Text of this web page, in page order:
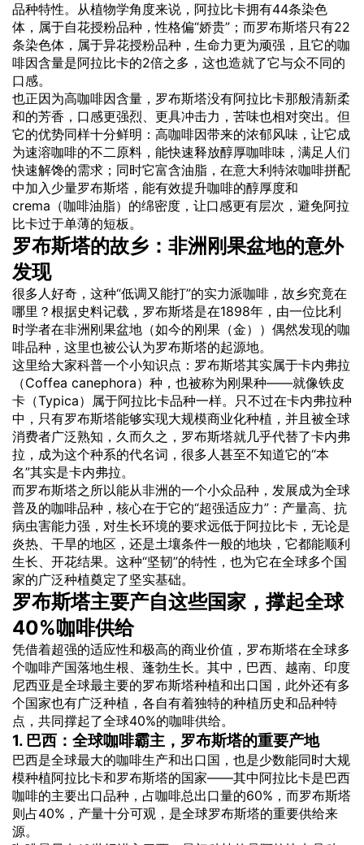
品种特性。从植物学角度来说，阿拉比卡拥有44条染色
体，属于自花授粉品种，性格偏“娇贵”；而罗布斯塔只有22
条染色体，属于异花授粉品种，生命力更为顽强，且它的咖
啡因含量是阿拉比卡的2倍之多，这也造就了它与众不同的
口感。
也正因为高咖啡因含量，罗布斯塔没有阿拉比卡那般清新柔
和的芳香，口感更强烈、更具冲击力，苦味也相对突出。但
它的优势同样十分鲜明：高咖啡因带来的浓郁风味，让它成
为速溶咖啡的不二原料，能快速释放醇厚咖啡味，满足人们
快速解馋的需求；同时它富含油脂，在意大利特浓咖啡拼配
中加入少量罗布斯塔，能有效提升咖啡的醇厚度和
crema（咖啡油脂）的绵密度，让口感更有层次，避免阿拉
比卡过于单薄的短板。
罗布斯塔的故乡：非洲刚果盆地的意外
发现
很多人好奇，这种“低调又能打”的实力派咖啡，故乡究竟在
哪里？根据史料记载，罗布斯塔是在1898年，由一位比利
时学者在非洲刚果盆地（如今的刚果（金））偶然发现的咖
啡品种，这里也被公认为罗布斯塔的起源地。
这里给大家科普一个小知识点：罗布斯塔其实属于卡内弗拉
（Coffea canephora）种，也被称为刚果种——就像铁皮
卡（Typica）属于阿拉比卡品种一样。只不过在卡内弗拉种
中，只有罗布斯塔能够实现大规模商业化种植，并且被全球
消费者广泛熟知，久而久之，罗布斯塔就几乎代替了卡内弗
拉，成为这个种系的代名词，很多人甚至不知道它的“本
名”其实是卡内弗拉。
而罗布斯塔之所以能从非洲的一个小众品种，发展成为全球
普及的咖啡品种，核心在于它的“超强适应力”：产量高、抗
病虫害能力强，对生长环境的要求远低于阿拉比卡，无论是
炎热、干旱的地区，还是土壤条件一般的地块，它都能顺利
生长、开花结果。这种“坚韧”的特性，也为它在全球多个国
家的广泛种植奠定了坚实基础。
罗布斯塔主要产自这些国家，撑起全球
40%咖啡供给
凭借着超强的适应性和极高的商业价值，罗布斯塔在全球多
个咖啡产国落地生根、蓬勃生长。其中，巴西、越南、印度
尼西亚是全球最主要的罗布斯塔种植和出口国，此外还有多
个国家也有广泛种植，各自有着独特的种植历史和品种特
点，共同撑起了全球40%的咖啡供给。
1. 巴西：全球咖啡霸主，罗布斯塔的重要产地
巴西是全球最大的咖啡生产和出口国，也是少数能同时大规
模种植阿拉比卡和罗布斯塔的国家——其中阿拉比卡是巴西
咖啡的主要出口品种，占咖啡总出口量的60%，而罗布斯塔
则占40%，产量十分可观，是全球罗布斯塔的重要供给来
源。